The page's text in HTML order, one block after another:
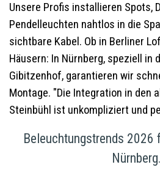
Unsere Profis installieren Spots,
Pendelleuchten nahtlos in die
sichtbare Kabel. Ob in Berliner
Häusern: In Nürnberg, speziell in
Gibitzenhof, garantieren wir
Montage. "Die Integration in den
Steinbühl ist unkompliziert und
Beleuchtungstrends 2026
Nürnberg.